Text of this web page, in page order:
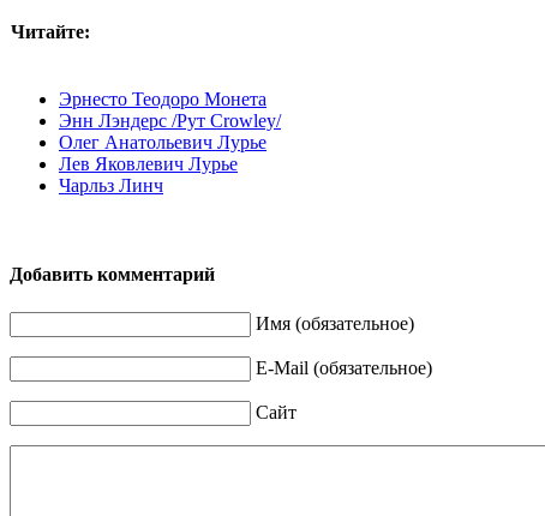
Читайте:
Эрнесто Теодоро Монета
Энн Лэндерс /Рут Crowley/
Олег Анатольевич Лурье
Лев Яковлевич Лурье
Чарльз Линч
Добавить комментарий
Имя (обязательное)
E-Mail (обязательное)
Сайт